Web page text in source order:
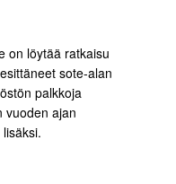
on löytää ratkaisu
sote-alan
palkkoja
vuoden ajan